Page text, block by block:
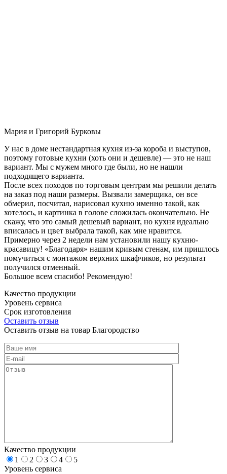
Мария и Григорий Бурковы
У нас в доме нестандартная кухня из-за короба и выступов,
поэтому готовые кухни (хоть они и дешевле) — это не наш
вариант. Мы с мужем много где были, но не нашли
подходящего варианта.
После всех походов по торговым центрам мы решили делать
на заказ под наши размеры. Вызвали замерщика, он все
обмерил, посчитал, нарисовал кухню именно такой, как
хотелось, и картинка в голове сложилась окончательно. Не
скажу, что это самый дешевый вариант, но кухня идеально
вписалась и цвет выбрала такой, как мне нравится.
Примерно через 2 недели нам установили нашу кухню-
красавицу! «Благодаря» нашим кривым стенам, им пришлось
помучиться с монтажом верхних шкафчиков, но результат
получился отменный.
Большое всем спасибо! Рекомендую!
Качество продукции
Уровень сервиса
Срок изготовления
Оставить отзыв
Оставить отзыв на товар Благородство
Качество продукции
1
2 3 4
5
Уровень сервиса